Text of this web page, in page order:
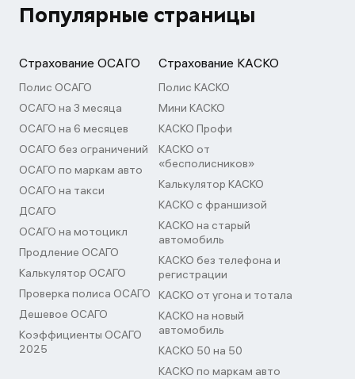
Популярные страницы
Страхование ОСАГО
Полис ОСАГО
ОСАГО на 3 месяца
ОСАГО на 6 месяцев
ОСАГО без ограничений
ОСАГО по маркам авто
ОСАГО на такси
ДСАГО
ОСАГО на мотоцикл
Продление ОСАГО
Калькулятор ОСАГО
Проверка полиса ОСАГО
Дешевое ОСАГО
Коэффициенты ОСАГО
2025
Страхование КАСКО
Полис КАСКО
Мини КАСКО
КАСКО Профи
КАСКО от
«бесполисников»
Калькулятор КАСКО
КАСКО с франшизой
КАСКО на старый
автомобиль
КАСКО без телефона и
регистрации
КАСКО от угона и тотала
КАСКО на новый
автомобиль
КАСКО 50 на 50
КАСКО по маркам авто